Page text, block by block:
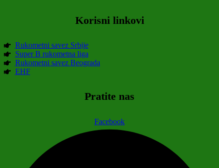
Korisni linkovi
Rukometni savez Srbije
Super B rukometna liga
Rukometni savez Beograda
EHF
Pratite nas
Facebook